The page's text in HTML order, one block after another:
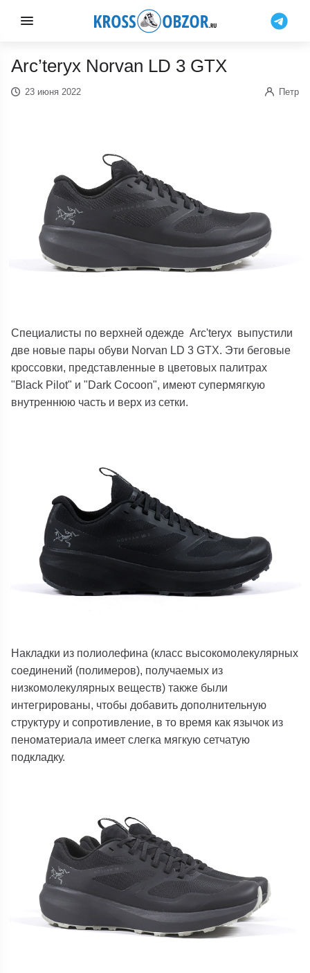
Arc’teryx Norvan LD 3 GTX
23 июня 2022 Петр
Специалисты по верхней одеждеArc'teryx выпустили
две новые пары обуви Norvan LD 3 GTX. Эти беговые
кроссовки, представленные в цветовых палитрах
"Black Pilot" и "Dark Cocoon", имеют супермягкую
внутреннюю часть и верх из сетки.
Накладки из полиолефина (класс высокомолекулярных
соединений (полимеров), получаемых из
низкомолекулярных веществ) также были
интегрированы, чтобы добавить дополнительную
структуру и сопротивление, в то время как язычок из
пеноматериала имеет слегка мягкую сетчатую
подкладку.